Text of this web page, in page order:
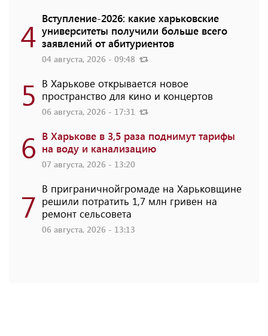
4 Вступление-2026: какие харьковские
университеты получили больше всего
заявлений от абитуриентов
04 августа, 2026 - 09:48
5 В Харькове открывается новое
пространство для кино и концертов
06 августа, 2026 - 17:31
6 В Харькове в 3,5 раза поднимут тарифы
на воду и канализацию
07 августа, 2026 - 13:20
7 В приграничнойгромаде на Харьковщине
решили потратить 1,7 млн ​​гривен на
ремонт сельсовета
06 августа, 2026 - 13:13